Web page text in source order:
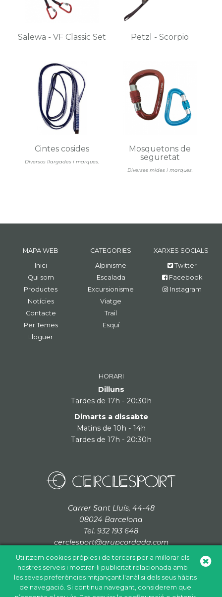
Utilitzem cookies pròpies i de tercers per a millorar els
nostres serveis i mostrar-li publicitat relacionada amb
les seves preferències mitjançant l'anàlisi dels seus hàbits
de navegació. Si continua navegant, considerem que
Salewa - VF Classic Set Petzl - Scorpio
Diversos llargades i marques.
Cintes cosides
Diverses mides i marques.
Mosquetons de
seguretat
MAPA WEB
Inici
Qui som
Productes
Notícies
Contacte
Per Temes
Lloguer
CATEGORIES
Alpinisme
Escalada
Excursionisme
Viatge
Trail
Esquí
XARXES SOCIALS
Twitter
Facebook
Instagram
HORARI
Dilluns
Tardes de 17h - 20:30h
Dimarts a dissabte
Matins de 10h - 14h
Tardes de 17h - 20:30h
Carrer Sant Lluís, 44-48
08024 Barcelona
Tel. 932 193 648
cerclesport@grupcordada.com
Política de cookies Política de privacitat Avís legal